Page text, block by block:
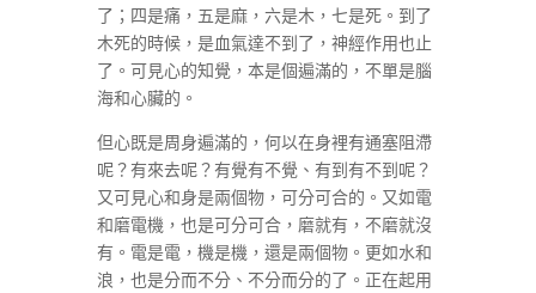
了；四是痛，五是麻，六是木，七是死。到了
木死的時候，是血氣達不到了，神經作用也止
了。可見心的知覺，本是個遍滿的，不單是腦
海和心臟的。
但心既是周身遍滿的，何以在身裡有通塞阻滯
呢？有來去呢？有覺有不覺、有到有不到呢？
又可見心和身是兩個物，可分可合的。又如電
和磨電機，也是可分可合，磨就有，不磨就沒
有。電是電，機是機，還是兩個物。更如水和
浪，也是分而不分、不分而分的了。正在起用